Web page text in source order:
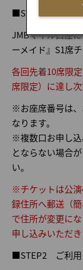
■STEP1 お申し
JMBマイル口座
ーメイド』S1席
各回先着10席限
席限定）に達し
※お座席番号は、
なります。
※複数口お申し
とならない場合
い。
※チケットは公
録住所へ郵送（
で住所が変更に
申し込みいただ
■STEP2 ご利用